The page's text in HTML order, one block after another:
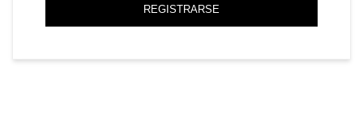
REGISTRARSE